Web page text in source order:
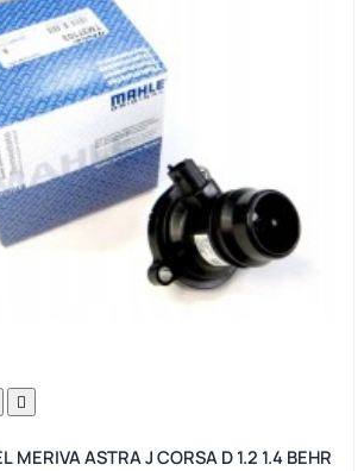

MERIVA ASTRA J CORSA D 1.2 1.4 BEHR